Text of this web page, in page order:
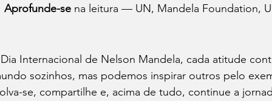
Aprofunde-se na leitura — UN, Mandela Foundation,
Internacional de Nelson Mandela, cada atitude
sozinhos, mas podemos inspirar outros pelo
se, compartilhe e, acima de tudo, continue a